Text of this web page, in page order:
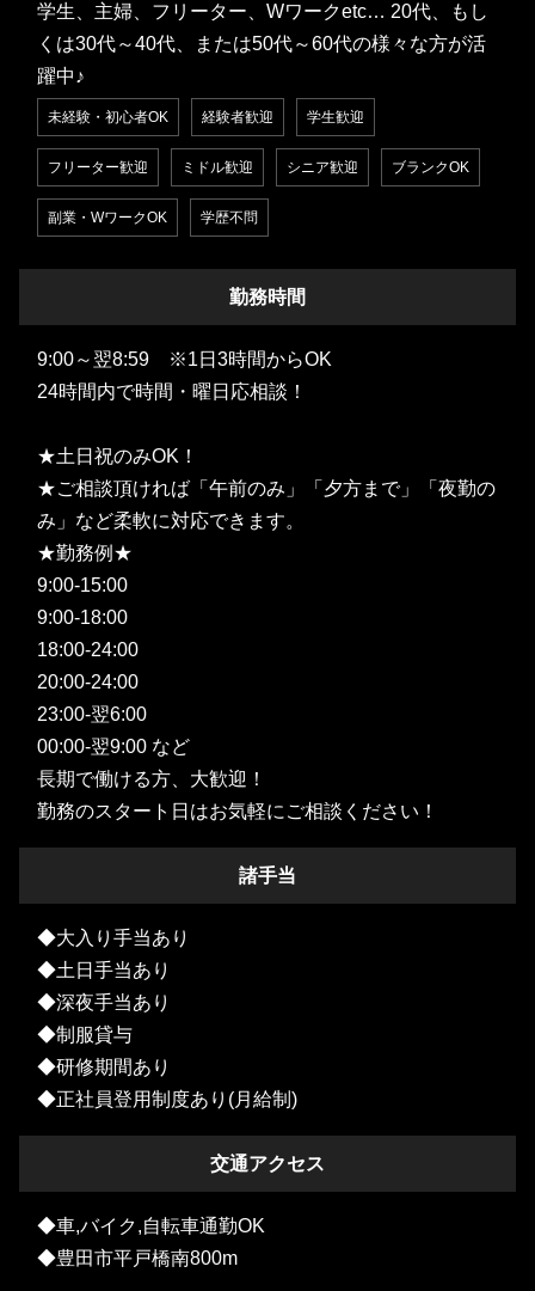
学生、主婦、フリーター、Wワークetc… 20代、もし
くは30代～40代、または50代～60代の様々な方が活
躍中♪
未経験・初心者OK 経験者歓迎 学生歓迎
フリーター歓迎 ミドル歓迎 シニア歓迎 ブランクOK
副業・WワークOK 学歴不問
勤務時間
9:00～翌8:59 ※1日3時間からOK
24時間内で時間・曜日応相談！
★土日祝のみOK！
★ご相談頂ければ「午前のみ」「夕方まで」「夜勤の
み」など柔軟に対応できます。
★勤務例★
9:00-15:00
9:00-18:00
18:00-24:00
20:00-24:00
23:00-翌6:00
00:00-翌9:00 など
長期で働ける方、大歓迎！
勤務のスタート日はお気軽にご相談ください！
諸手当
◆大入り手当あり
◆土日手当あり
◆深夜手当あり
◆制服貸与
◆研修期間あり
◆正社員登用制度あり(月給制)
交通アクセス
◆車,バイク,自転車通勤OK
◆豊田市平戸橋南800m